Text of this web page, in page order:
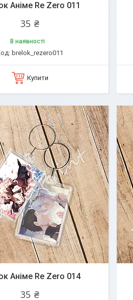
Аніме Re Zero 011
35 ₴
В наявності
brelok_rezero011
Купити
Аніме Re Zero 014
35 ₴